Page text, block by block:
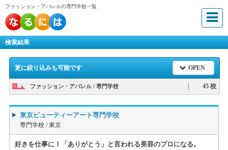
ファッション・アパレルの専門学校一覧
検索結果
更に絞り込みも可能です OPEN
ファッション・アパレル / 専門学校 45 校
東京ビューティーアート専門学校
専門学校 /東京
好きを仕事に！「ありがとう」と言われる美容のプロになる。